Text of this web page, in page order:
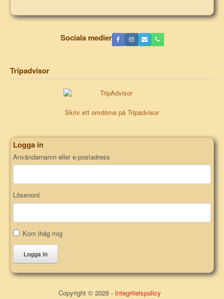
Sociala medier
Tripadvisor
Skriv ett omdöme på Tripadvisor
Logga in
Användarnamn eller e-postadress
Lösenord
Kom ihåg mig
Logga in
Copyright © 2026 - Integritetspolicy